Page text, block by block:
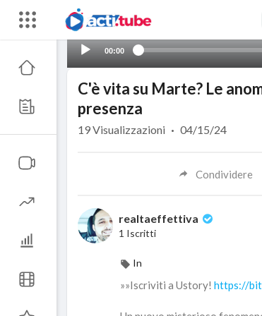
00:00
C'è vita su Marte? Le
presenza
19Visualizzazioni · 04/15/24
Condividere
realtaeffettiva
1 Iscritti
In
»»Iscriviti a Ustory! https://